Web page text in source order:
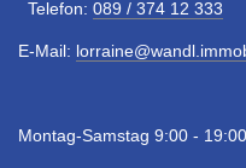
Telefon: 089 / 374 12 333
E-Mail:
Montag-Samstag 9:00 -